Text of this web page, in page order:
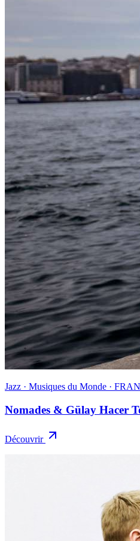
Jazz · Musiques du Monde ·
Nomades & Gülay Hacer
Découvrir